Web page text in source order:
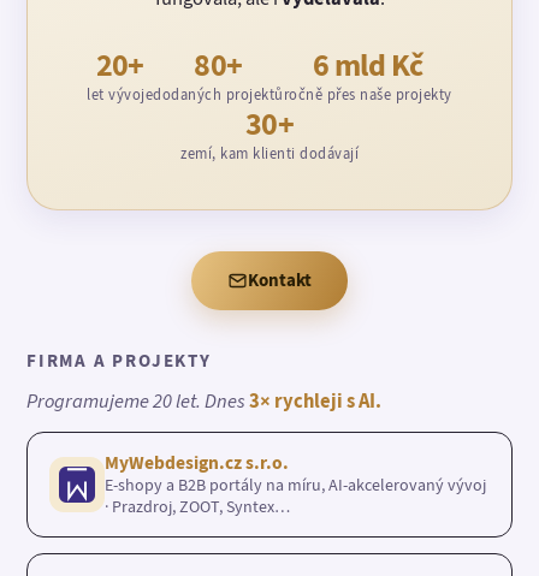
20+
let vývoje
80+
dodaných projektů
6 mld Kč
ročně přes naše projekty
30+
zemí, kam klienti dodávají
Kontakt
FIRMA A PROJEKTY
Programujeme 20 let. Dnes3× rychleji s AI.
MyWebdesign.cz s.r.o.
E-shopy a B2B portály na míru, AI-akcelerovaný vývoj
· Prazdroj, ZOOT, Syntex…